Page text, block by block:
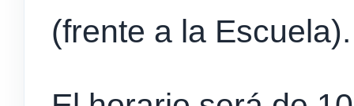
(frente a la Escuela).